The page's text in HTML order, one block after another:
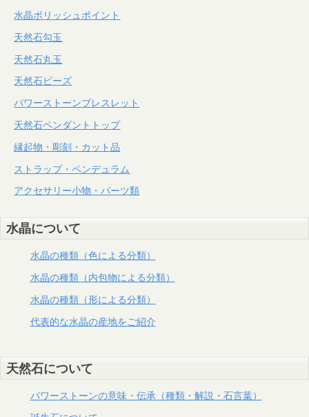
水晶ポリッシュポイント
天然石勾玉
天然石丸玉
天然石ビーズ
パワーストーンブレスレット
天然石ペンダントトップ
縁起物・彫刻・カット品
ストラップ・ペンデュラム
アクセサリー小物・パーツ類
水晶について
水晶の種類（色による分類）
水晶の種類（内包物による分類）
水晶の種類（形による分類）
代表的な水晶の産地をご紹介
天然石について
パワーストーンの意味・伝承（種類・解説・石言葉）